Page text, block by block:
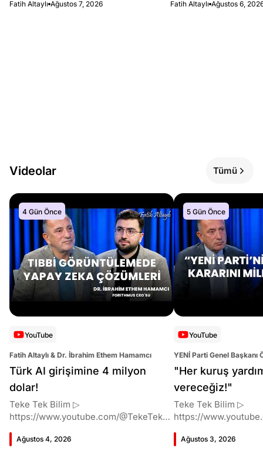
Fatih Altaylı Ağustos 7, 2026 Fatih Altaylı Ağustos 6,
Videolar Tümü
4 Gün Önce
YouTube
Fatih Altaylı & Dr. İbrahim Ethem Hamamcı
Türk AI girişimine 4 milyon
dolar!
Teke Tek Bilim ▷
https://www.youtube.com/@TekeTekBil
Hamamcı kimdir ve akademik
Ağustos 4, 2026
5 Gün Önce
YouTube
YENİ Parti Genel Başkanı
Altaylı
"Her kuruş
vereceğiz!"
Teke Tek Bilim ▷
https://
Butlan kararı kimin
Ağustos 3, 2026